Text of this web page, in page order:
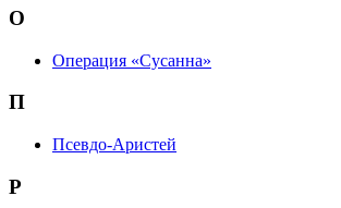
О
Операция «Сусанна»
П
Псевдо-Аристей
Р